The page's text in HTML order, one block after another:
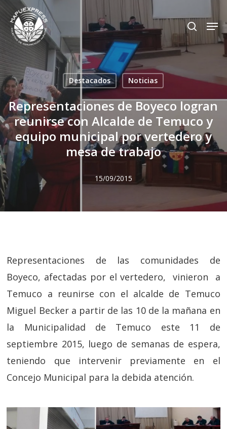
main
content
search
Destacados Noticias
Representaciones de Boyeco logran
reunirse con Alcalde de Temuco y
equipo municipal por vertedero y
mesa de trabajo
15/09/2015
Representaciones de las comunidades de
Boyeco, afectadas por el vertedero, vinieron a
Temuco a reunirse con el alcalde de Temuco
Miguel Becker a partir de las 10 de la mañana en
la Municipalidad de Temuco este 11 de
septiembre 2015, luego de semanas de espera,
teniendo que intervenir previamente en el
Concejo Municipal para la debida atención.
Close